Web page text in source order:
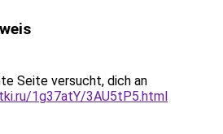
Seite versucht, dich an
1g37atY/3AU5tP5.html